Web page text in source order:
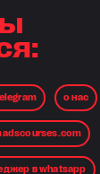
о нас
в whatsapp